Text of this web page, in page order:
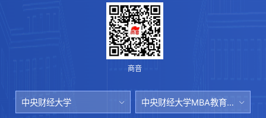
商音
中央财经大学 中央财经大学MBA教育中心